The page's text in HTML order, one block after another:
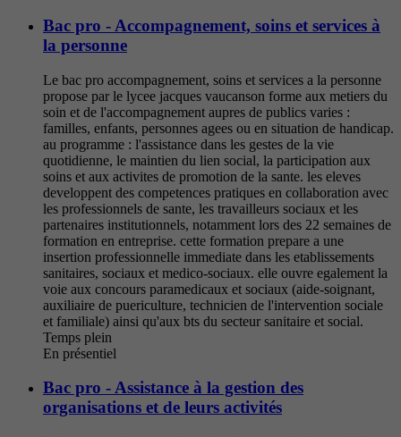
Bac pro - Accompagnement, soins et services à
la personne
Le bac pro accompagnement, soins et services a la personne
propose par le lycee jacques vaucanson forme aux metiers du
soin et de l'accompagnement aupres de publics varies :
familles, enfants, personnes agees ou en situation de handicap.
au programme : l'assistance dans les gestes de la vie
quotidienne, le maintien du lien social, la participation aux
soins et aux activites de promotion de la sante. les eleves
developpent des competences pratiques en collaboration avec
les professionnels de sante, les travailleurs sociaux et les
partenaires institutionnels, notamment lors des 22 semaines de
formation en entreprise. cette formation prepare a une
insertion professionnelle immediate dans les etablissements
sanitaires, sociaux et medico-sociaux. elle ouvre egalement la
voie aux concours paramedicaux et sociaux (aide-soignant,
auxiliaire de puericulture, technicien de l'intervention sociale
et familiale) ainsi qu'aux bts du secteur sanitaire et social.
Temps plein
En présentiel
Bac pro - Assistance à la gestion des
organisations et de leurs activités